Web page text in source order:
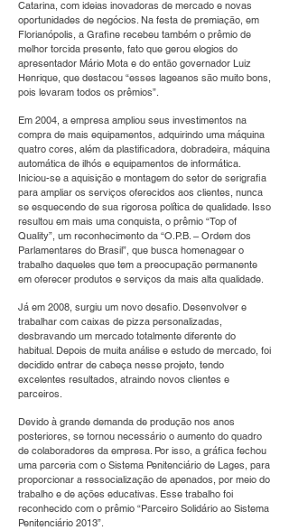
Catarina, com ideias inovadoras de mercado e novas
oportunidades de negócios. Na festa de premiação, em
Florianópolis, a Grafine recebeu também o prêmio de
melhor torcida presente, fato que gerou elogios do
apresentador Mário Mota e do então governador Luiz
Henrique, que destacou “esses lageanos são muito bons,
pois levaram todos os prêmios”.
Em 2004, a empresa ampliou seus investimentos na
compra de mais equipamentos, adquirindo uma máquina
quatro cores, além da plastificadora, dobradeira, máquina
automática de ilhós e equipamentos de informática.
Iniciou-se a aquisição e montagem do setor de serigrafia
para ampliar os serviços oferecidos aos clientes, nunca
se esquecendo de sua rigorosa política de qualidade. Isso
resultou em mais uma conquista, o prêmio “Top of
Quality”, um reconhecimento da “O.P.B. – Ordem dos
Parlamentares do Brasil”, que busca homenagear o
trabalho daqueles que tem a preocupação permanente
em oferecer produtos e serviços da mais alta qualidade.
Já em 2008, surgiu um novo desafio. Desenvolver e
trabalhar com caixas de pizza personalizadas,
desbravando um mercado totalmente diferente do
habitual. Depois de muita análise e estudo de mercado, foi
decidido entrar de cabeça nesse projeto, tendo
excelentes resultados, atraindo novos clientes e
parceiros.
Devido à grande demanda de produção nos anos
posteriores, se tornou necessário o aumento do quadro
de colaboradores da empresa. Por isso, a gráfica fechou
uma parceria com o Sistema Penitenciário de Lages, para
proporcionar a ressocialização de apenados, por meio do
trabalho e de ações educativas. Esse trabalho foi
reconhecido com o prêmio “Parceiro Solidário ao Sistema
Penitenciário 2013”.